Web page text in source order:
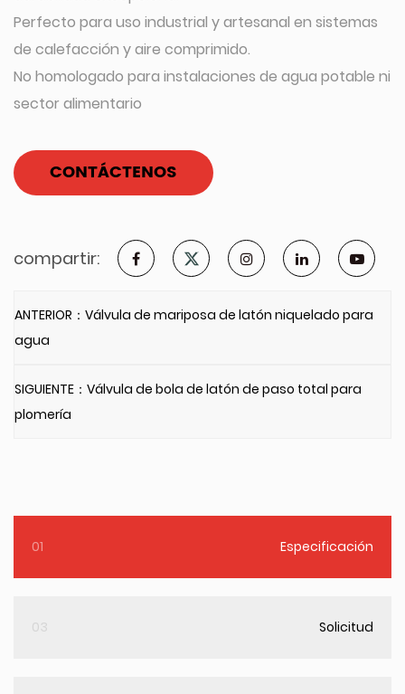
Perfecto para uso industrial y artesanal en sistemas
de calefacción y aire comprimido.
No homologado para instalaciones de agua potable ni
sector alimentario
CONTÁCTENOS
compartir:
ANTERIOR：Válvula de mariposa de latón niquelado para
agua
SIGUIENTE：Válvula de bola de latón de paso total para
plomería
01 Especificación
03 Solicitud